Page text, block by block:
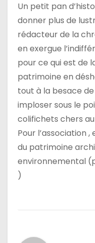
Un petit pan
donner plus de
rédacteur de la
en exergue
pour ce qui est de
patrimoine en
tout à la besace
imploser sous le
colifichets chers
Pour l’association
du patrimoine
environnemental
)